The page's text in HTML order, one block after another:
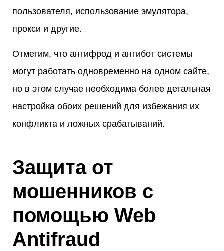
пользователя, использование эмулятора,
прокси и другие.
Отметим, что антифрод и антибот системы
могут работать одновременно на одном сайте,
но в этом случае необходима более детальная
настройка обоих решений для избежания их
конфликта и ложных срабатываний.
Защита от
мошенников с
помощью Web
Antifraud